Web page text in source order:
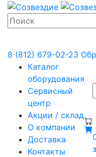
8 (812) 679-02-23
Каталог
оборудования
Сервисный
центр
Акции / склад
О компании
Доставка
Контакты